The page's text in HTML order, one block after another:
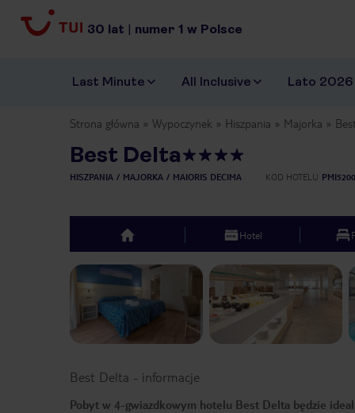
30 lat | numer 1 w Polsce
Last Minute All Inclusive Lato 2026
Strona główna Wypoczynek Hiszpania Majorka
Best Delta
HISZPANIA MAJORKA MAIORIS DECIMA KOD HOTELU
top Hotel
Previous slide
Best Delta - informacje
Pobyt w 4-gwiazdkowym hotelu Best Delta będzie